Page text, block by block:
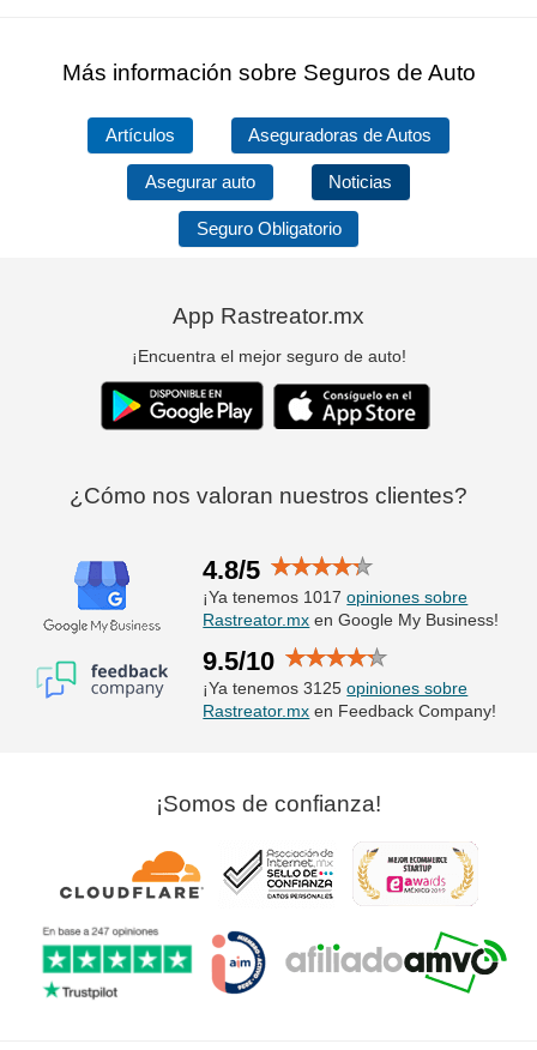
Más información sobre Seguros de Auto
Artículos Aseguradoras de Autos
Asegurar auto Noticias
Seguro Obligatorio
App Rastreator.mx
¡Encuentra el mejor seguro de auto!
¿Cómo nos valoran nuestros clientes?
4.8/5
¡Ya tenemos 1017opiniones sobre
Rastreator.mx en Google My Business!
9.5/10
¡Ya tenemos 3125opiniones sobre
Rastreator.mx en Feedback Company!
¡Somos de confianza!